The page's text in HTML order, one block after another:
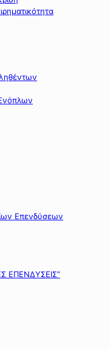
Επενδύσεων
ΕΠΕΝΔΥΣΕΙΣ”